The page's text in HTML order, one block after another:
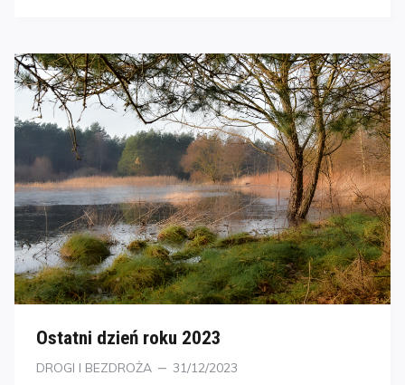
Ostatni dzień roku 2023
Kategorie
DROGI I BEZDROŻA
Posted
31/12/2023